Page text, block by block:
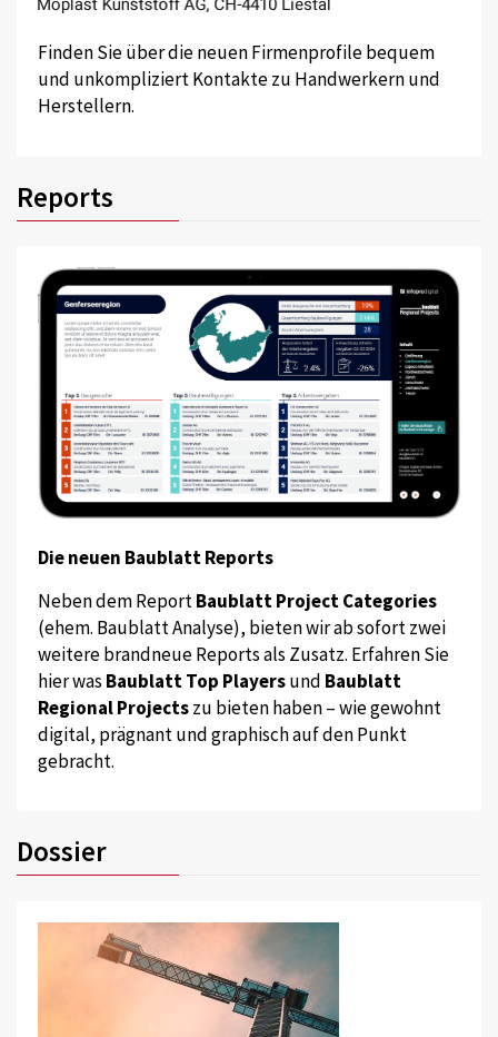
Finden Sie über die neuen Firmenprofile bequem
und unkompliziert Kontakte zu Handwerkern und
Herstellern.
Reports
Die neuen Baublatt Reports
Neben dem ReportBaublatt Project Categories
(ehem. Baublatt Analyse), bieten wir ab sofort zwei
weitere brandneue Reports als Zusatz. Erfahren Sie
hier was Baublatt Top Playersund Baublatt
Regional Projectszu bieten haben – wie gewohnt
digital, prägnant und graphisch auf den Punkt
gebracht.
Dossier